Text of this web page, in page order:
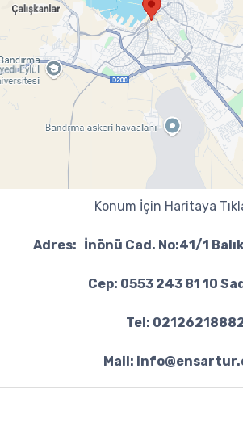
Konum İçin Haritaya
Adres: İnönü Cad. No:41/1
Cep: 0553 243 81 10
Tel:
Mail: